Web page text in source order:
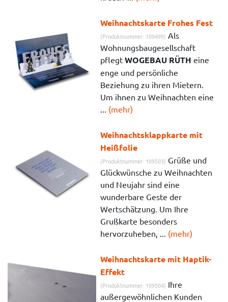
Weihnachtskarte Frohes Fest
(Produktnummer: 109499) Als
Wohnungsbaugesellschaft
pflegtWOGEBAU RÜTH eine
enge und persönliche
Beziehung zu ihren Mietern.
Um ihnen zu Weihnachten eine
(mehr)
Weihnachtsklappkarte mit
Heißfolie
(Produktnummer: 109503) Grüße und
Glückwünsche zu Weihnachten
und Neujahr sind eine
wunderbare Geste der
Wertschätzung. Um Ihre
Grußkarte besonders
hervorzuheben, ... (mehr)
Weihnachtskarte mit Haptik-
Effekt
(Produktnummer: 109504) Ihre
außergewöhnlichen Kunden